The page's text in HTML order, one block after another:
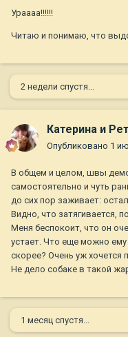
Ураааа!!!!!!
Читаю и понимаю, что
2 недели спустя...
Катерина и
Опубликовано 1
В общем и целом, швы
самостоятельно и чуть
до сих пор заживает:
Видно, что затягивается,
Меня беспокоит, что он
устает. Что еще можно
скорее? Очень уж хочется
Не дело собаке в такой
1 месяц спустя...